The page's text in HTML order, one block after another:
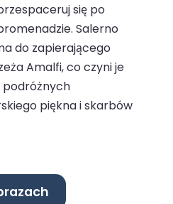
się po
Salerno
do zapierającego
Amalfi, co czyni je
podróżnych
piękna i skarbów